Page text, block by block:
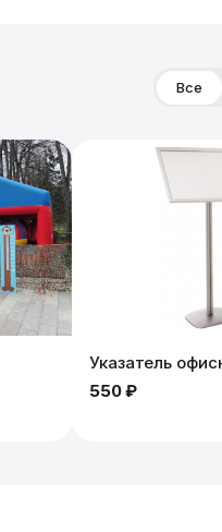
Все
Указатель
550 ₽